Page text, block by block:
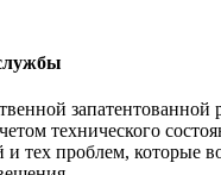
запатентованной
технического
и тех проблем, которые